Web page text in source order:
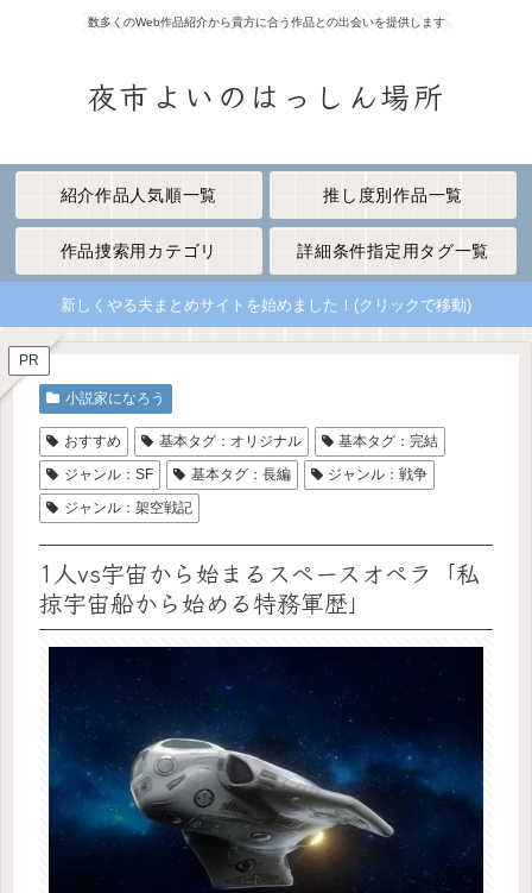
数多くのWeb作品紹介から貴方に合う作品との出会いを提供します
夜市よいのはっしん場所
紹介作品人気順一覧 推し度別作品一覧
作品捜索用カテゴリ 詳細条件指定用タグ一覧
新しくやる夫まとめサイトを始めました！(クリックで移動)
PR
小説家になろう
おすすめ 基本タグ：オリジナル
基本タグ：完結
ジャンル：SF
基本タグ：長編
ジャンル：戦争
ジャンル：架空戦記
1人vs宇宙から始まるスペースオペラ「私
掠宇宙船から始める特務軍歴」